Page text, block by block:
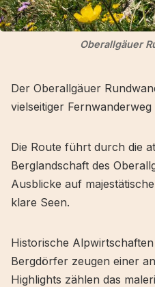
Oberallgäuer
Der Oberallgäuer
vielseitiger
Die Route führt durch die
Berglandschaft des
Ausblicke auf
klare Seen.
Historische
Bergdörfer zeugen einer
Highlights zählen das